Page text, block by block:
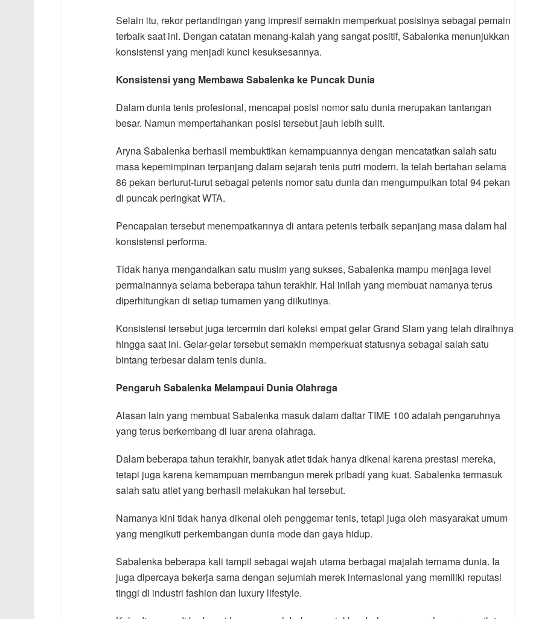
Selain itu, rekor pertandingan yang impresif semakin memperkuat posisinya sebagai pemain
terbaik saat ini. Dengan catatan menang-kalah yang sangat positif, Sabalenka menunjukkan
konsistensi yang menjadi kunci kesuksesannya.
Konsistensi yang Membawa Sabalenka ke Puncak Dunia
Dalam dunia tenis profesional, mencapai posisi nomor satu dunia merupakan tantangan
besar. Namun mempertahankan posisi tersebut jauh lebih sulit.
Aryna Sabalenka berhasil membuktikan kemampuannya dengan mencatatkan salah satu
masa kepemimpinan terpanjang dalam sejarah tenis putri modern. Ia telah bertahan selama
86 pekan berturut-turut sebagai petenis nomor satu dunia dan mengumpulkan total 94 pekan
di puncak peringkat WTA.
Pencapaian tersebut menempatkannya di antara petenis terbaik sepanjang masa dalam hal
konsistensi performa.
Tidak hanya mengandalkan satu musim yang sukses, Sabalenka mampu menjaga level
permainannya selama beberapa tahun terakhir. Hal inilah yang membuat namanya terus
diperhitungkan di setiap turnamen yang diikutinya.
Konsistensi tersebut juga tercermin dari koleksi empat gelar Grand Slam yang telah diraihnya
hingga saat ini. Gelar-gelar tersebut semakin memperkuat statusnya sebagai salah satu
bintang terbesar dalam tenis dunia.
Pengaruh Sabalenka Melampaui Dunia Olahraga
Alasan lain yang membuat Sabalenka masuk dalam daftar TIME 100 adalah pengaruhnya
yang terus berkembang di luar arena olahraga.
Dalam beberapa tahun terakhir, banyak atlet tidak hanya dikenal karena prestasi mereka,
tetapi juga karena kemampuan membangun merek pribadi yang kuat. Sabalenka termasuk
salah satu atlet yang berhasil melakukan hal tersebut.
Namanya kini tidak hanya dikenal oleh penggemar tenis, tetapi juga oleh masyarakat umum
yang mengikuti perkembangan dunia mode dan gaya hidup.
Sabalenka beberapa kali tampil sebagai wajah utama berbagai majalah ternama dunia. Ia
juga dipercaya bekerja sama dengan sejumlah merek internasional yang memiliki reputasi
tinggi di industri fashion dan luxury lifestyle.